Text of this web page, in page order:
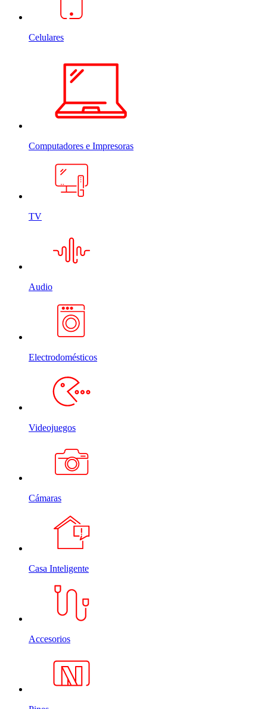
Celulares
Computadores e Impresoras
TV
Audio
Electrodomésticos
Videojuegos
Cámaras
Casa Inteligente
Accesorios